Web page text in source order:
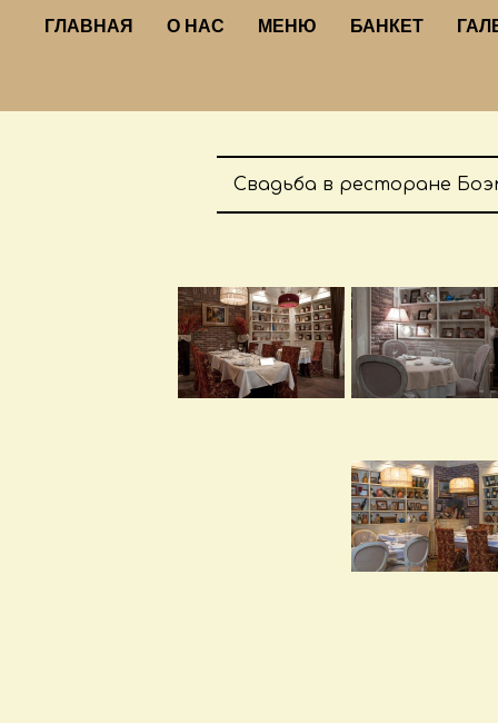
ГЛАВНАЯ О НАС МЕНЮ БАНКЕТ
Свадьба в ресторане